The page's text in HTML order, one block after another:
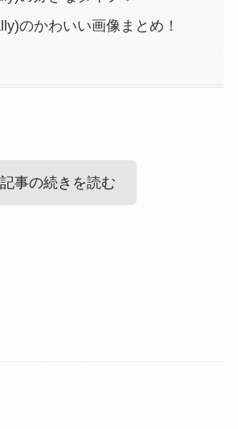
のかわいい画像まとめ！
記事の続きを読む
、結婚を発表したものなどもあ